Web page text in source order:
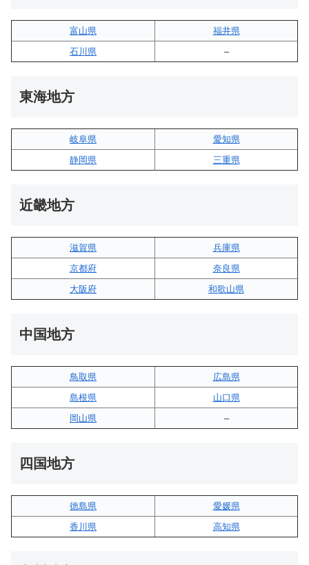
富山県
福井県
石川県
–
東海地方
岐阜県
愛知県
静岡県
三重県
近畿地方
滋賀県
兵庫県
京都府
奈良県
大阪府
和歌山県
中国地方
鳥取県
広島県
島根県
山口県
岡山県
–
四国地方
徳島県
愛媛県
香川県
高知県